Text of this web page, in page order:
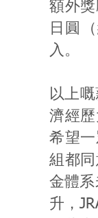
額外
日圓
入。
以上
濟經
希望
組都
金體系
升，